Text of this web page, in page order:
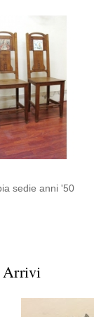
sedie anni '50